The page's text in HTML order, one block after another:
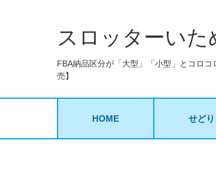
スロッターい
FBA納品区分が「大型」「小型」とコロ
売】
HOME せどり